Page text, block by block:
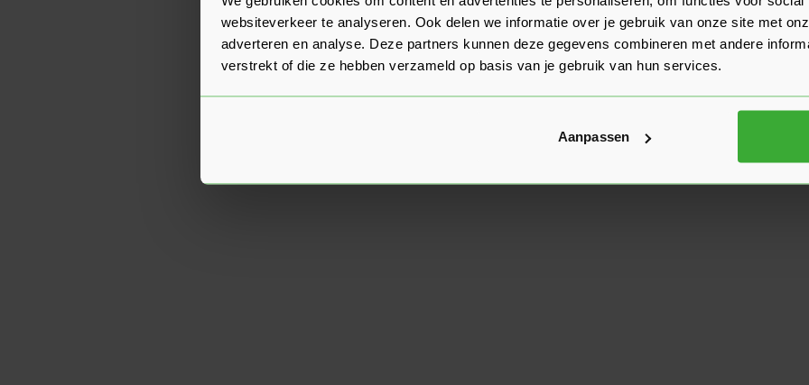
websiteverkeer te analyseren. Ook delen we informatie over je gebruik van onze site met
adverteren en analyse. Deze partners kunnen deze gegevens combineren met andere
verstrekt of die ze hebben verzameld op basis van je gebruik van hun services.
Aanpassen